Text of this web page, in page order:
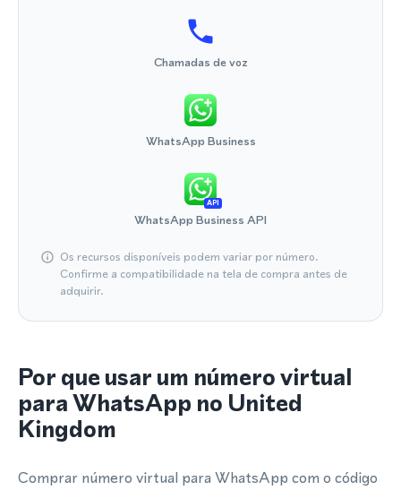
Chamadas de voz
WhatsApp Business
API
WhatsApp Business API
Os recursos disponíveis podem variar por número.
Confirme a compatibilidade na tela de compra antes de
adquirir.
Por que usar um número virtual
para WhatsApp no United
Kingdom
Comprar número virtual para WhatsApp com o código